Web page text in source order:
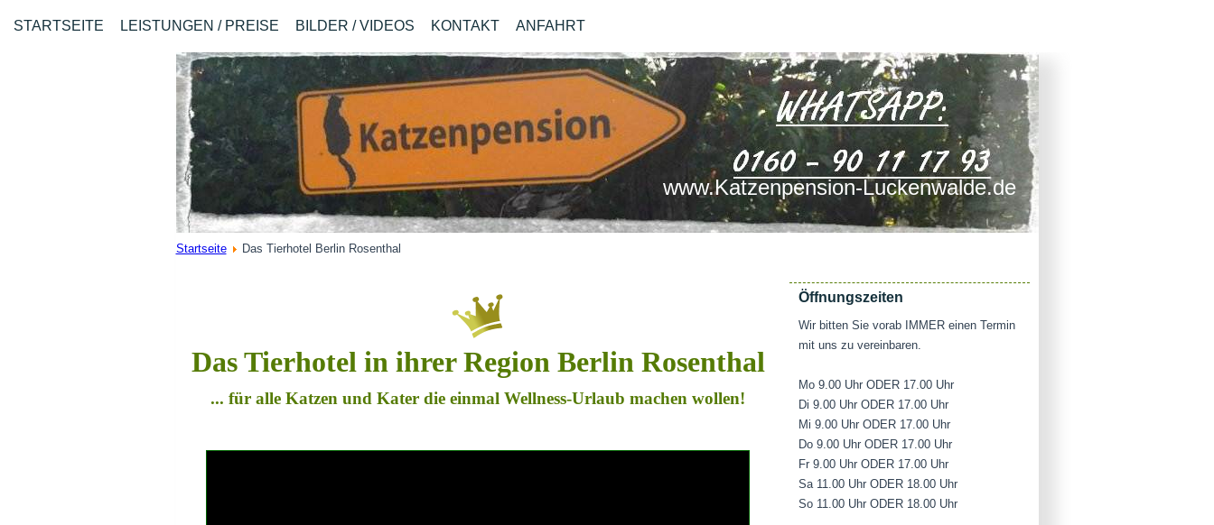
STARTSEITE LEISTUNGEN / PREISE BILDER / VIDEOS KONTAKT ANFAHRT
www.Katzenpension-Luckenwalde.de
Startseite Das Tierhotel Berlin Rosenthal
Das Tierhotel in ihrer Region Berlin Rosenthal
... für alle Katzen und Kater die einmal Wellness-Urlaub machen wollen!
Öffnungszeiten
Wir bitten Sie vorab IMMER einen Termin
mit uns zu vereinbaren.
Mo 9.00 Uhr ODER 17.00 Uhr
Di 9.00 Uhr ODER 17.00 Uhr
Mi 9.00 Uhr ODER 17.00 Uhr
Do 9.00 Uhr ODER 17.00 Uhr
Fr 9.00 Uhr ODER 17.00 Uhr
Sa 11.00 Uhr ODER 18.00 Uhr
So 11.00 Uhr ODER 18.00 Uhr